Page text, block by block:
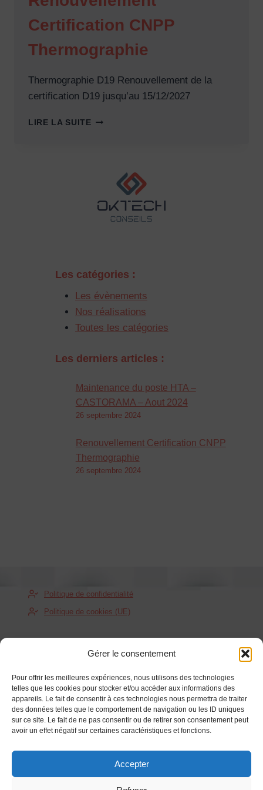
Gérer le consentement
Pour offrir les meilleures expériences, nous utilisons des technologies
telles que les cookies pour stocker et/ou accéder aux informations des
appareils. Le fait de consentir à ces technologies nous permettra de traiter
des données telles que le comportement de navigation ou les ID uniques
sur ce site. Le fait de ne pas consentir ou de retirer son consentement peut
avoir un effet négatif sur certaines caractéristiques et fonctions.
Accepter
Certification CNPP
Thermographie
Thermographie D19 Renouvellement de la
certification D19 jusqu’au 15/12/2027
LIRE LA SUITERENOUVELLEMENT
Les catégories :
Les évènements
Nos réalisations
Toutes les catégories
Les derniers articles :
Maintenance du poste HTA –
CASTORAMA – Aout 2024
26 septembre 2024
Renouvellement Certification CNPP
Thermographie
26 septembre 2024
Politique de confidentialité
Politique de cookies (UE)
+33 6 23 80 30 84
contact@oktechconseils.com